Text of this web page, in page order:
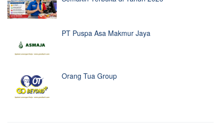
PT Puspa Asa Makmur Jaya
Orang Tua Group